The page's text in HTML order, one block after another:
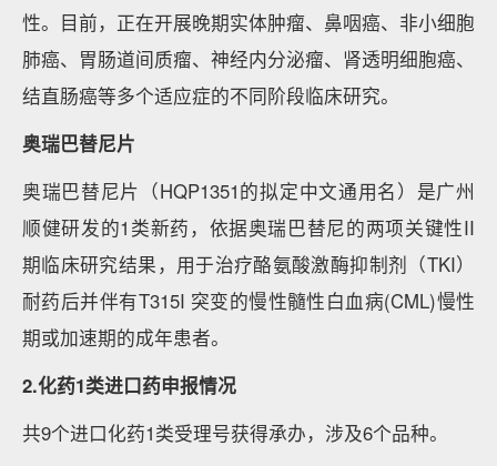
性。目前，正在开展晚期实体肿瘤、鼻咽癌、非小细胞
肺癌、胃肠道间质瘤、神经内分泌瘤、肾透明细胞癌、
结直肠癌等多个适应症的不同阶段临床研究。
奥瑞巴替尼片
奥瑞巴替尼片（HQP1351的拟定中文通用名）是广州
顺健研发的1类新药，依据奥瑞巴替尼的两项关键性II
期临床研究结果，用于治疗酪氨酸激酶抑制剂（TKI）
耐药后并伴有T315I 突变的慢性髓性白血病(CML)慢性
期或加速期的成年患者。
2.化药1类进口药申报情况
共9个进口化药1类受理号获得承办，涉及6个品种。